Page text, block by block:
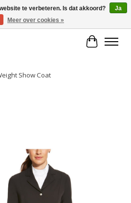
snelle verzending!
Show Coat
te verbeteren. Is dat akkoord?
Ja
Meer over cookies »